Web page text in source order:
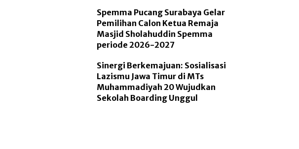
Spemma Pucang Surabaya Gelar
Pemilihan Calon Ketua Remaja
Masjid Sholahuddin Spemma
periode 2026-2027
Sinergi Berkemajuan: Sosialisasi
Lazismu Jawa Timur di MTs
Muhammadiyah 20 Wujudkan
Sekolah Boarding Unggul